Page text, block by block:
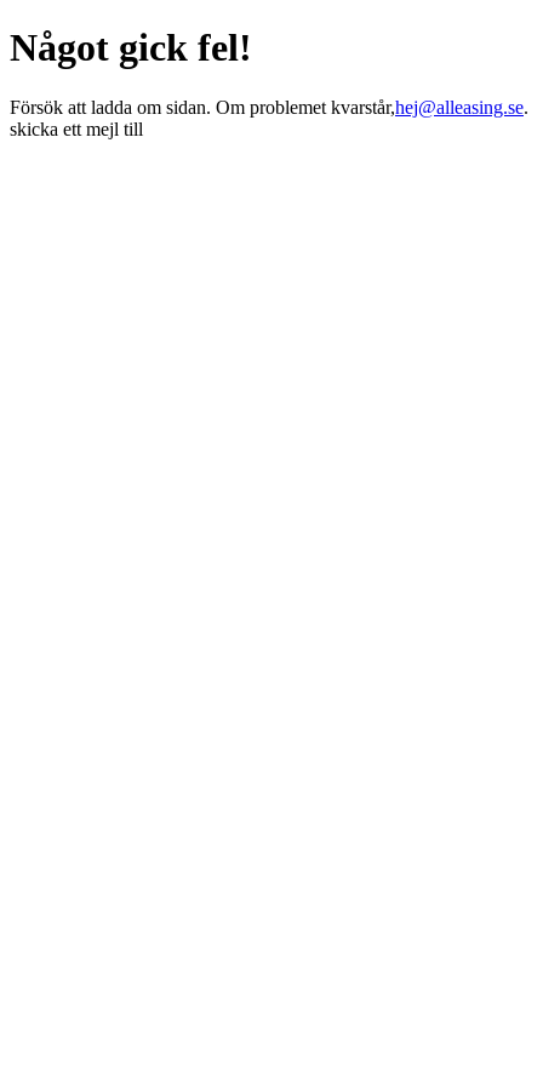
Något gick fel!
Försök att ladda om sidan. Om problemet kvarstår,hej@alleasing.se.
skicka ett mejl till